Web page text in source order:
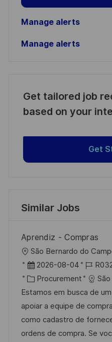
Manage alerts
Manage alerts
Get tailored job
based on your
Get
Similar Jobs
Aprendiz - Compras
L
o
c
a
t
i
o
São Bernardo do
P
o
s
t
e
d
2026-08-04
J
o
b
d
C
a
t
e
g
Procurement
Estamos em busca de
apoiar a equipe de
como cadastro de
ordens de compra. Se